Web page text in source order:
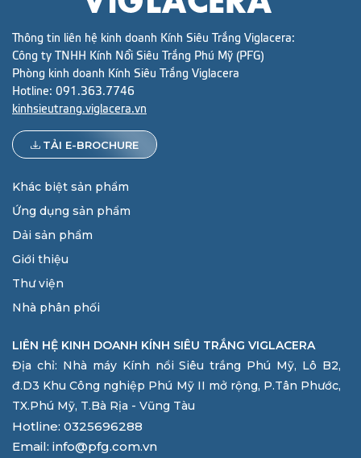
Thông tin liên hệ kinh doanh Kính Siêu Trắng Viglacera:
Công ty TNHH Kính Nổi Siêu Trắng Phú Mỹ (PFG)
Phòng kinh doanh Kính Siêu Trắng Viglacera
Hotline: 091.363.7746
kinhsieutrang.viglacera.vn
TẢI E-BROCHURE
Khác biệt sản phẩm
Ứng dụng sản phẩm
Dải sản phẩm
Giới thiệu
Thư viện
Nhà phân phối
LIÊN HỆ KINH DOANH KÍNH SIÊU TRẮNG VIGLACERA
Địa chỉ: Nhà máy Kính nổi Siêu trắng Phú Mỹ, Lô B2,
đ.D3 Khu Công nghiệp Phú Mỹ II mở rộng, P.Tân Phước,
TX.Phú Mỹ, T.Bà Rịa - Vũng Tàu
Hotline: 0325696288
Email: info@pfg.com.vn